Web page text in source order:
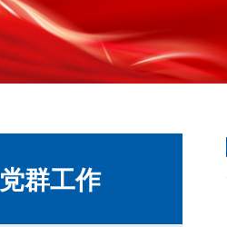
党群工作